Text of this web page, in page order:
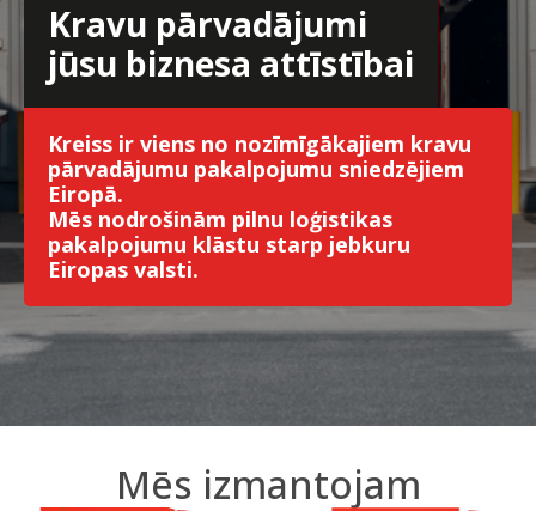
Kravu pārvadājumi
jūsu biznesa attīstībai
Kreiss ir viens no nozīmīgākajiem kravu
pārvadājumu pakalpojumu sniedzējiem
Eiropā.
Mēs nodrošinām pilnu loģistikas
pakalpojumu klāstu starp jebkuru
Eiropas valsti.
Mēs izmantojam